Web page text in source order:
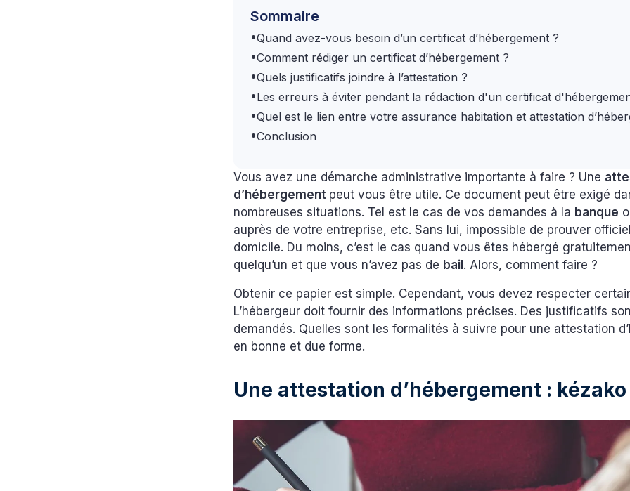
Sommaire
•Quand avez-vous besoin d’un certificat d’hébergement ?
•Comment rédiger un certificat d’hébergement ?
•Quels justificatifs joindre à l’attestation ?
•Les erreurs à éviter pendant la rédaction d'un certificat
•Quel est le lien entre votre assurance habitation et attestation
•Conclusion
Vous avez une démarche administrative importante à faire ? Une
d’hébergement peut vous être utile. Ce document peut être exigé
nombreuses situations. Tel est le cas de vos demandes à la banque
auprès de votre entreprise, etc. Sans lui, impossible de prouver
domicile. Du moins, c’est le cas quand vous êtes hébergé
quelqu’un et que vous n’avez pas de bail. Alors, comment faire ?
Obtenir ce papier est simple. Cependant, vous devez respecter
L’hébergeur doit fournir des informations précises. Des justificatifs
demandés. Quelles sont les formalités à suivre pour une attestation
en bonne et due forme.
Une attestation d’hébergement : kézako